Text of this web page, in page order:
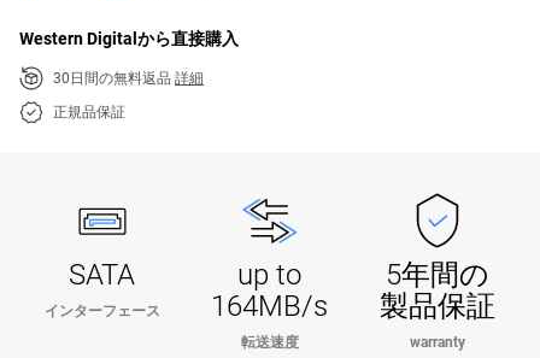
Western Digitalから直接購入
30日間の無料返品 詳細
正規品保証
SATA
インターフェース
up to
164MB/s
転送速度
5年間の
製品保証
warranty